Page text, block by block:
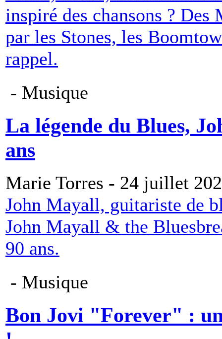
inspiré des chansons ? Des
par les Stones, les
rappel.
- Musique
La légende du Blues,
ans
Marie Torres - 24 juillet
John Mayall, guitariste de
John Mayall & the
90 ans.
- Musique
Bon Jovi "Forever" :